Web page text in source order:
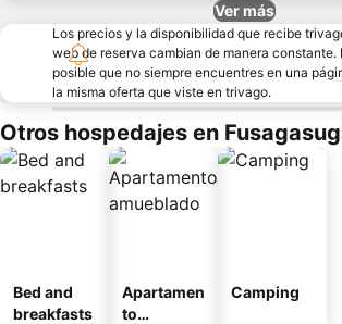
Ver más
Los precios y la disponibilidad que recibe
web de reserva cambian de manera constante.
posible que no siempre encuentres en una
la misma oferta que viste en trivago.
Otros hospedajes en
Bed and
breakfasts
Apartamen
to
Camping